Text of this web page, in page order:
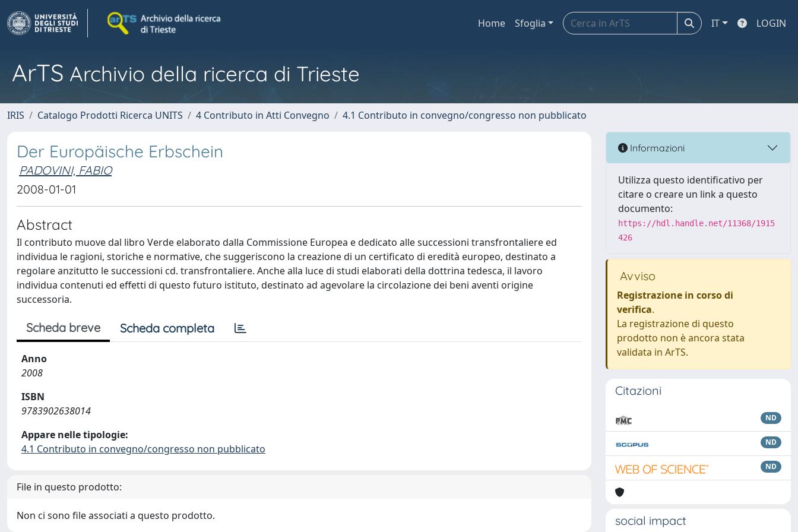
Home Sfoglia IT LOGIN
ArTS Archivio della ricerca di Trieste
IRIS Catalogo Prodotti Ricerca UNITS 4 Contributo in Atti Convegno 4.1 Contributo in convegno/congresso non pubblicato
Der Europäische Erbschein
PADOVINI, FABIO
2008-01-01
Abstract
Il contributo muove dal libro Verde elaborato dalla Commissione Europea e dedicato alle successioni transfrontaliere ed
individua le ragioni, storiche e normative, che suggeriscono la creazione di un certificato di eredità europeo, destinato a
regolare anzitutto le successioni cd. transfrontaliere. Anche alla luce di studi elaborati della dottrina tedesca, il lavoro
individua contenuti ed effetti di questo futuro istituto, destinato ad agevolare la circolazione dei beni aventi origine
successoria.
Scheda breve Scheda completa
Anno
2008
ISBN
9783902638014
Appare nelle tipologie:
4.1 Contributo in convegno/congresso non pubblicato
File in questo prodotto:
Non ci sono file associati a questo prodotto.
Informazioni
Utilizza questo identificativo per
citare o creare un link a questo
documento:
https://hdl.handle.net/11368/1915
426
Avviso
Registrazione in corso di
verifica.
La registrazione di questo
prodotto non è ancora stata
validata in ArTS.
Citazioni
ND
ND
ND
social impact